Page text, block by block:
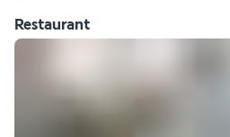
Restaurant